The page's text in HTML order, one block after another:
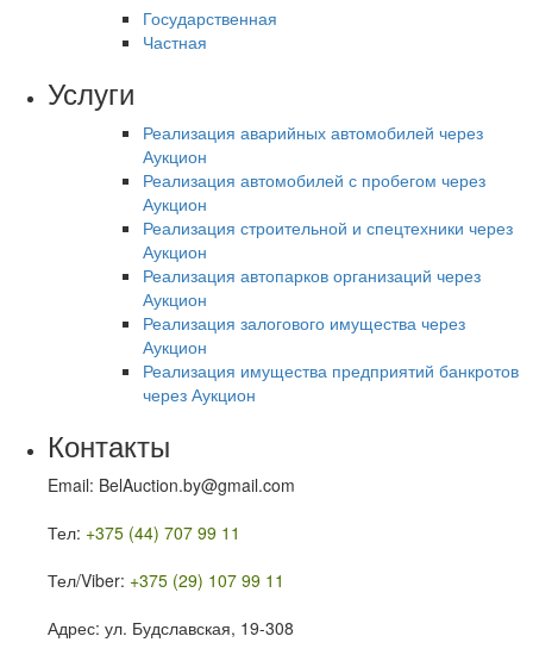
Государственная
Частная
Услуги
Реализация аварийных автомобилей через
Аукцион
Реализация автомобилей с пробегом через
Аукцион
Реализация строительной и спецтехники через
Аукцион
Реализация автопарков организаций через
Аукцион
Реализация залогового имущества через
Аукцион
Реализация имущества предприятий банкротов
через Аукцион
Контакты
Email: BelAuction.by@gmail.com
Тел: +375 (44) 707 99 11
Тел/Viber: +375 (29) 107 99 11
Адрес: ул. Будславская, 19-308